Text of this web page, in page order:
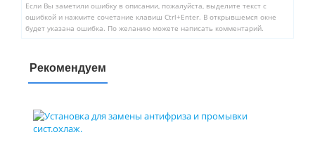
Если Вы заметили ошибку в описании, пожалуйста, выделите текст с
ошибкой и нажмите сочетание клавиш Ctrl+Enter. В открывшемся окне
будет указана ошибка. По желанию можете написать комментарий.
Рекомендуем